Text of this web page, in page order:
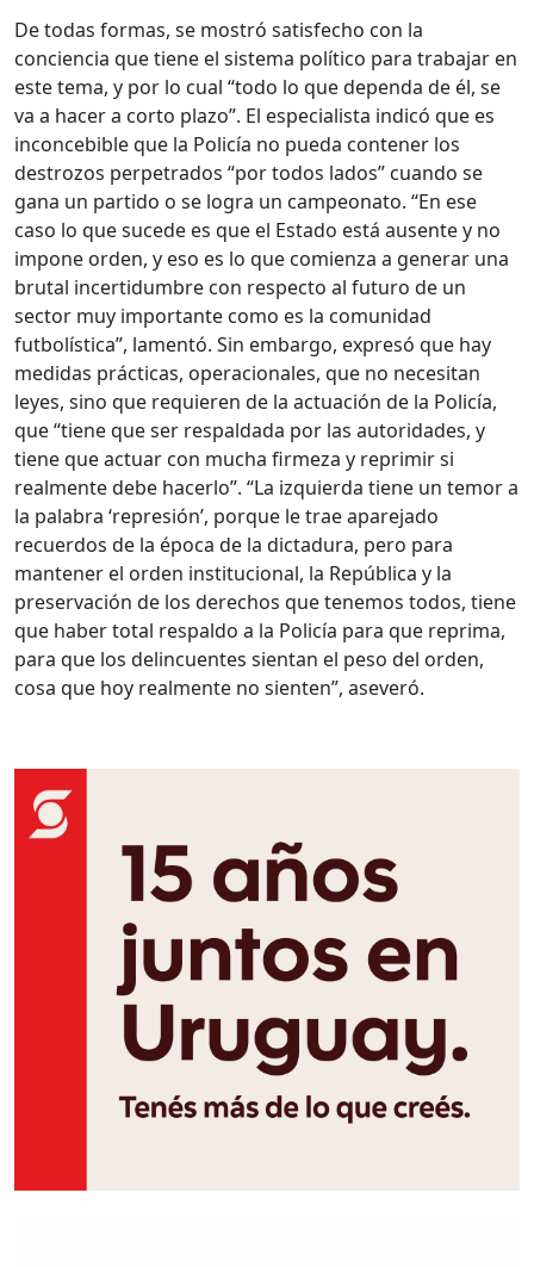
De todas formas, se mostró satisfecho con la
conciencia que tiene el sistema político para trabajar en
este tema, y por lo cual “todo lo que dependa de él, se
va a hacer a corto plazo”. El especialista indicó que es
inconcebible que la Policía no pueda contener los
destrozos perpetrados “por todos lados” cuando se
gana un partido o se logra un campeonato. “En ese
caso lo que sucede es que el Estado está ausente y no
impone orden, y eso es lo que comienza a generar una
brutal incertidumbre con respecto al futuro de un
sector muy importante como es la comunidad
futbolística”, lamentó. Sin embargo, expresó que hay
medidas prácticas, operacionales, que no necesitan
leyes, sino que requieren de la actuación de la Policía,
que “tiene que ser respaldada por las autoridades, y
tiene que actuar con mucha firmeza y reprimir si
realmente debe hacerlo”. “La izquierda tiene un temor a
la palabra ‘represión’, porque le trae aparejado
recuerdos de la época de la dictadura, pero para
mantener el orden institucional, la República y la
preservación de los derechos que tenemos todos, tiene
que haber total respaldo a la Policía para que reprima,
para que los delincuentes sientan el peso del orden,
cosa que hoy realmente no sienten”, aseveró.